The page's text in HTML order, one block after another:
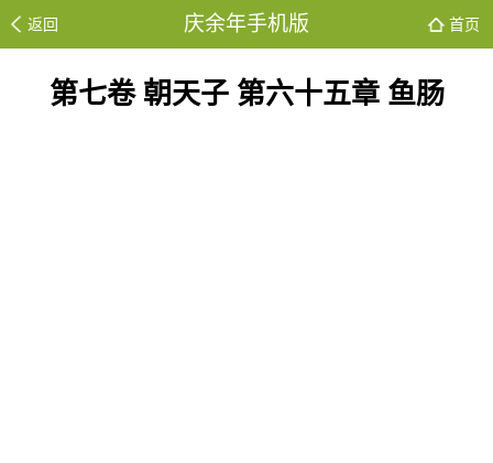
返回 庆余年手机版 首页
第七卷 朝天子 第六十五章 鱼肠